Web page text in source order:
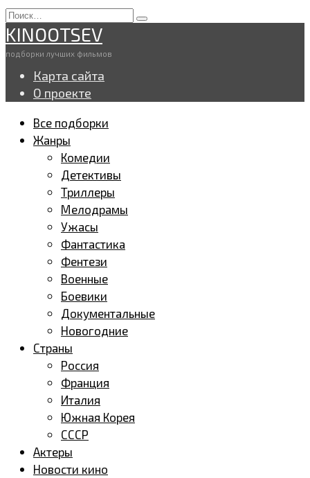
Перейти
к
содержанию
Search
for:
KINOOTSEV
подборки лучших фильмов
Карта сайта
О проекте
Все подборки
Жанры
Комедии
Детективы
Триллеры
Мелодрамы
Ужасы
Фантастика
Фентези
Военные
Боевики
Документальные
Новогодние
Страны
Россия
Франция
Италия
Южная Корея
СССР
Актеры
Новости кино